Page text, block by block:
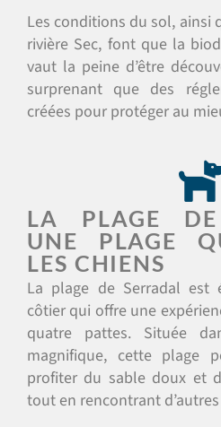
Les conditions du sol, ainsi
rivière Sec, font que la
vaut la peine d’être
surprenant que des
créées pour protéger au
LA PLAGE DE
UNE PLAGE
LES CHIENS
La plage de Serradal est
côtier qui offre une
quatre pattes. Située
magnifique, cette plage
profiter du sable doux et
tout en rencontrant